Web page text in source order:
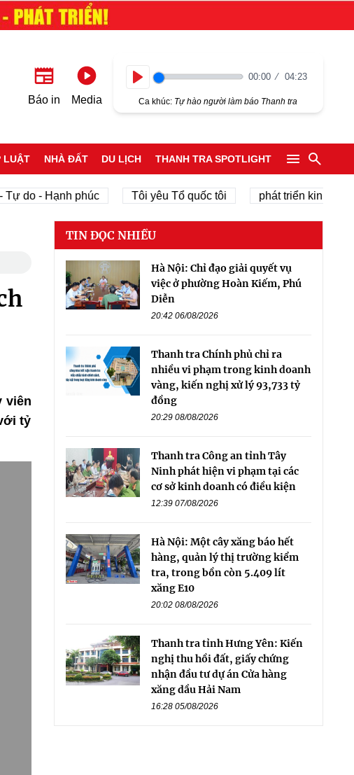
Báo in Media
00:00 04:23
Ca khúc: Tự hào người làm báo Thanh tra
LUẬT NHÀ ĐẤT DU LỊCH THANH TRA SPOTLIGHT
- Hạnh phúc Tôi yêu Tổ quốc tôi phát triển kinh tế tư nhân
viên
tỷ
TIN ĐỌC NHIỀU
Hà Nội: Chỉ đạo giải quyết vụ
việc ở phường Hoàn Kiếm, Phú
Diễn
20:42 06/08/2026
Thanh tra Chính phủ chỉ ra
nhiều vi phạm trong kinh doanh
vàng, kiến nghị xử lý 93,733 tỷ
đồng
20:29 08/08/2026
Thanh tra Công an tỉnh Tây
Ninh phát hiện vi phạm tại các
cơ sở kinh doanh có điều kiện
12:39 07/08/2026
Hà Nội: Một cây xăng báo hết
hàng, quản lý thị trường kiểm
tra, trong bồn còn 5.409 lít
xăng E10
20:02 08/08/2026
Thanh tra tỉnh Hưng Yên: Kiến
nghị thu hồi đất, giấy chứng
nhận đầu tư dự án Cửa hàng
xăng dầu Hải Nam
16:28 05/08/2026